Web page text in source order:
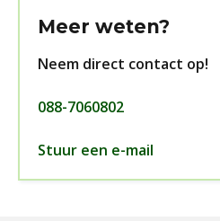
Meer weten?
Neem direct contact op!
088-7060802
Stuur een e-mail